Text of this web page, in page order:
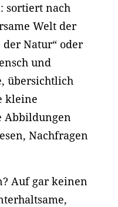
sortiert nach
Welt der
Natur“ oder
und
übersichtlich
kleine
Abbildungen
Nachfragen
Auf gar keinen